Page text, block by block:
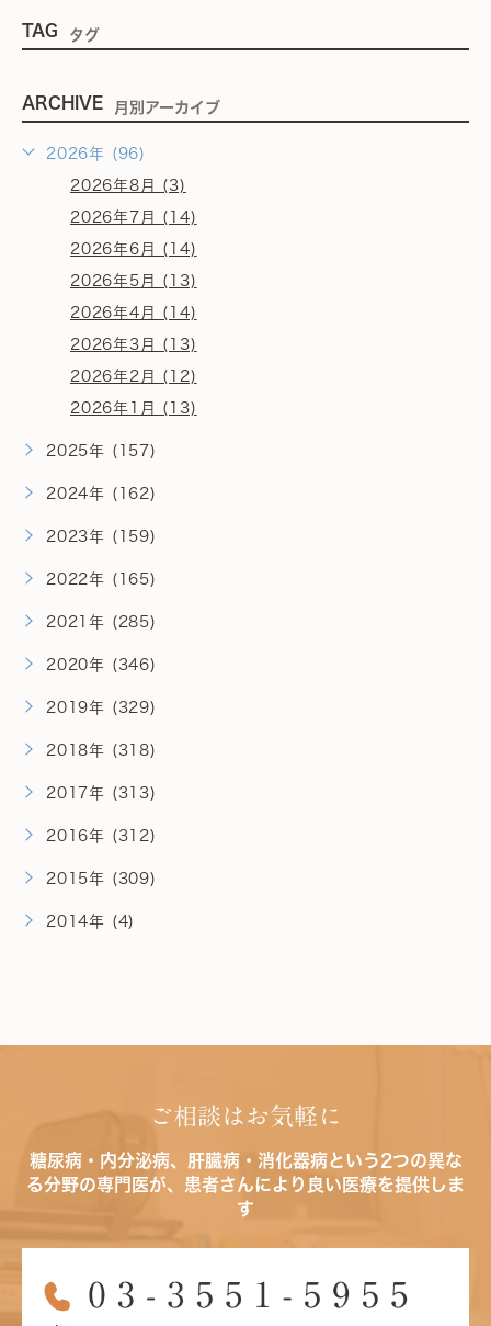
TAG タグ
ARCHIVE 月別アーカイブ
2026年 (96)
2026年8月 (3)
2026年7月 (14)
2026年6月 (14)
2026年5月 (13)
2026年4月 (14)
2026年3月 (13)
2026年2月 (12)
2026年1月 (13)
2025年 (157)
2024年 (162)
2023年 (159)
2022年 (165)
2021年 (285)
2020年 (346)
2019年 (329)
2018年 (318)
2017年 (313)
2016年 (312)
2015年 (309)
2014年 (4)
ご相談はお気軽に
糖尿病・内分泌病、肝臓病・消化器病という2つの異な
る分野の専門医が、患者さんにより良い医療を提供しま
す